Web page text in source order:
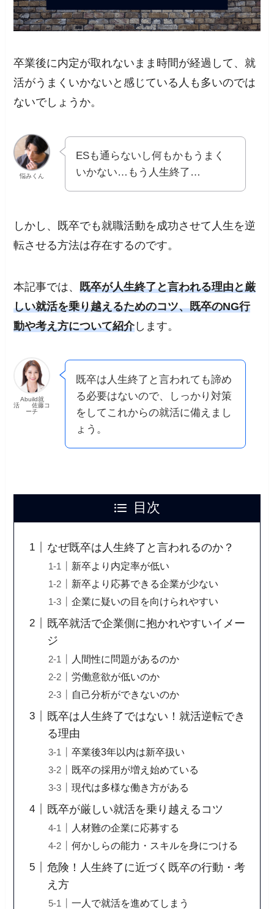
卒業後に内定が取れないまま時間が経過して、就
活がうまくいかないと感じている人も多いのでは
ないでしょうか。
悩みくん
ESも通らないし何もかもうまく
いかない…もう人生終了…
しかし、既卒でも就職活動を成功させて人生を逆
転させる方法は存在するのです。
本記事では、既卒が人生終了と言われる理由と厳
しい就活を乗り越えるためのコツ、既卒のNG行
動や考え方について紹介します。
Abuild就
活 佐藤コ
ーチ
既卒は人生終了と言われても諦め
る必要はないので、しっかり対策
をしてこれからの就活に備えまし
ょう。
目次
なぜ既卒は人生終了と言われるのか？
新卒より内定率が低い
新卒より応募できる企業が少ない
企業に疑いの目を向けられやすい
既卒就活で企業側に抱かれやすいイメー
ジ
人間性に問題があるのか
労働意欲が低いのか
自己分析ができないのか
既卒は人生終了ではない！就活逆転でき
る理由
卒業後3年以内は新卒扱い
既卒の採用が増え始めている
現代は多様な働き方がある
既卒が厳しい就活を乗り越えるコツ
人材難の企業に応募する
何かしらの能力・スキルを身につける
危険！人生終了に近づく既卒の行動・考
え方
一人で就活を進めてしまう